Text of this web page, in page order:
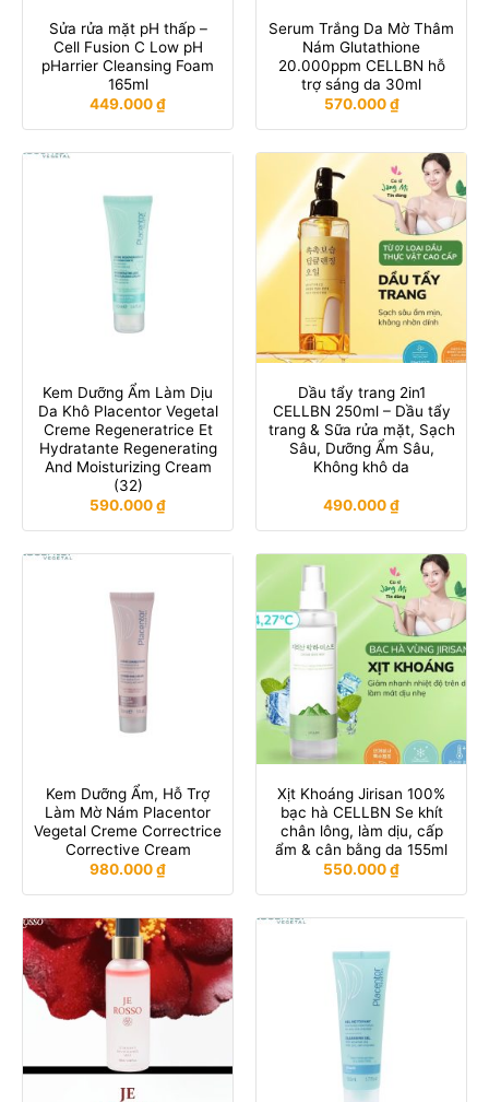
Sửa rửa mặt pH thấp –
Cell Fusion C Low pH
pHarrier Cleansing Foam
165ml
449.000₫
Serum Trắng Da Mờ Thâm
Nám Glutathione
20.000ppm CELLBN hỗ
trợ sáng da 30ml
570.000₫
Kem Dưỡng Ẩm Làm Dịu
Da Khô Placentor Vegetal
Creme Regeneratrice Et
Hydratante Regenerating
And Moisturizing Cream
(32)
590.000₫
Dầu tẩy trang 2in1
CELLBN 250ml – Dầu tẩy
trang & Sữa rửa mặt, Sạch
Sâu, Dưỡng Ẩm Sâu,
Không khô da
490.000₫
Kem Dưỡng Ẩm, Hỗ Trợ
Làm Mờ Nám Placentor
Vegetal Creme Correctrice
Corrective Cream
980.000₫
Xịt Khoáng Jirisan 100%
bạc hà CELLBN Se khít
chân lông, làm dịu, cấp
ẩm & cân bằng da 155ml
550.000₫